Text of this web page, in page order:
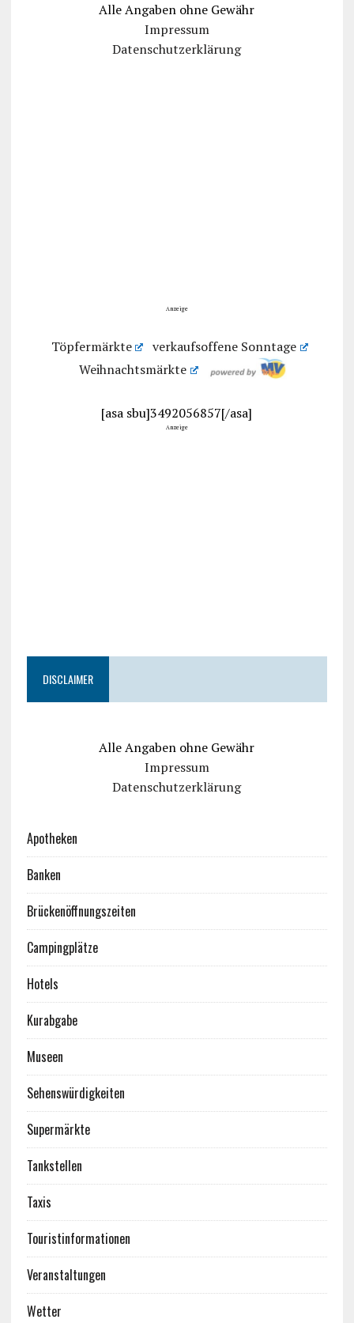
Alle Angaben ohne Gewähr
Impressum
Datenschutzerklärung
Anzeige
Töpfermärkte
verkaufsoffene Sonntage
Weihnachtsmärkte
[asa sbu]3492056857[/asa]
Anzeige
DISCLAIMER
Alle Angaben ohne Gewähr
Impressum
Datenschutzerklärung
Apotheken
Banken
Brückenöffnungszeiten
Campingplätze
Hotels
Kurabgabe
Museen
Sehenswürdigkeiten
Supermärkte
Tankstellen
Taxis
Touristinformationen
Veranstaltungen
Wetter